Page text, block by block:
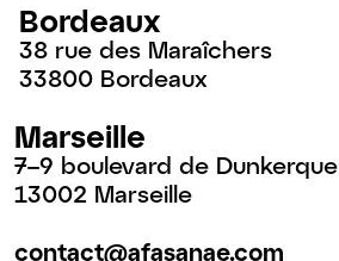
Bordeaux
38 rue des Maraîchers
33800 Bordeaux
Marseille
7–9 boulevard de Dunkerque
13002 Marseille
contact@afasanae.com